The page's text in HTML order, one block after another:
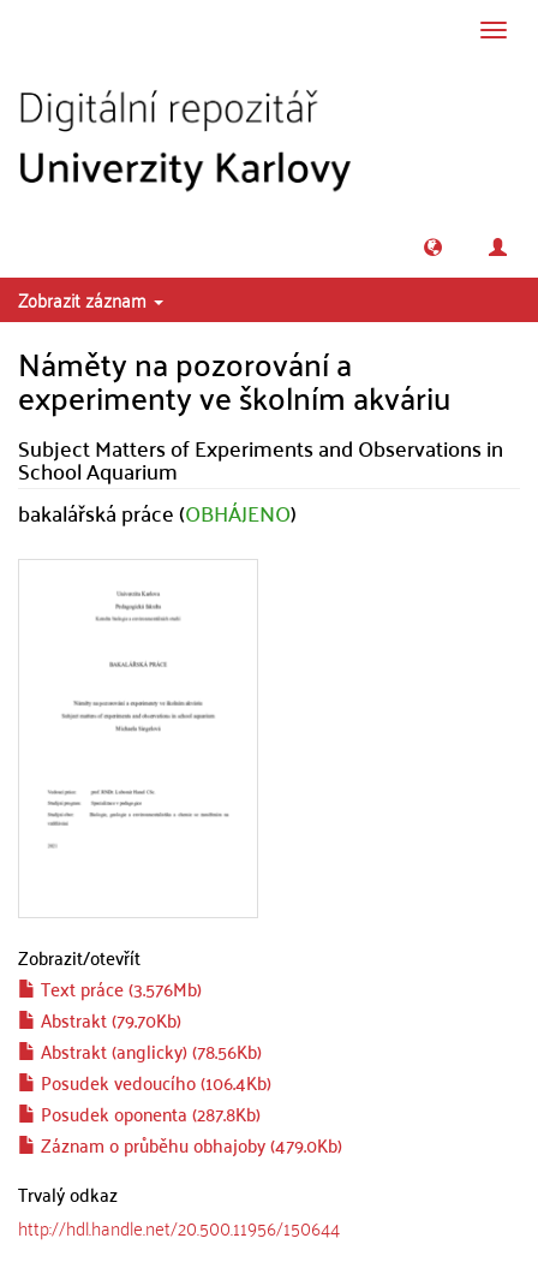
Zobrazit záznam
Náměty na pozorování a
experimenty ve školním akváriu
Subject Matters of Experiments and Observations in
School Aquarium
bakalářská práce (OBHÁJENO)
Zobrazit/otevřít
Text práce (3.576Mb)
Abstrakt (79.70Kb)
Abstrakt (anglicky) (78.56Kb)
Posudek vedoucího (106.4Kb)
Posudek oponenta (287.8Kb)
Záznam o průběhu obhajoby (479.0Kb)
Trvalý odkaz
http://hdl.handle.net/20.500.11956/150644